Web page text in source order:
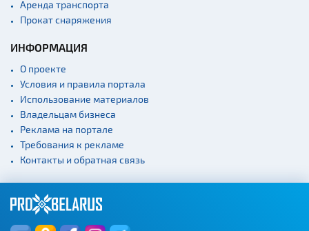
Аренда транспорта
Прокат снаряжения
ИНФОРМАЦИЯ
О проекте
Условия и правила портала
Использование материалов
Владельцам бизнеса
Реклама на портале
Требования к рекламе
Контакты и обратная связь